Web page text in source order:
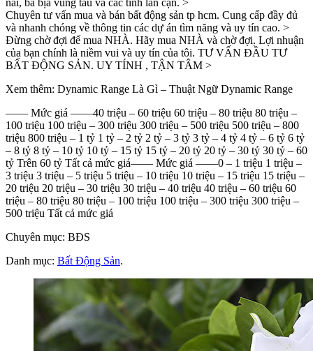
Chuyên tư vấn mua và bán bất động sản tp hcm. Cung cấp đầy đủ
và nhanh chóng về thông tin các dự án tìm năng và uy tín cao. >
Đừng chờ đợi để mua NHÀ. Hãy mua NHÀ và chờ đợi. Lợi nhuận
của bạn chính là niềm vui và uy tín của tôi. TƯ VẤN ĐẦU TƯ
BẤT ĐỘNG SẢN. UY TÍNH , TẬN TÂM >
Xem thêm: Dynamic Range Là Gì – Thuật Ngữ Dynamic Range
—— Mức giá ——40 triệu – 60 triệu 60 triệu – 80 triệu 80 triệu –
100 triệu 100 triệu – 300 triệu 300 triệu – 500 triệu 500 triệu – 800
triệu 800 triệu – 1 tỷ 1 tỷ – 2 tỷ 2 tỷ – 3 tỷ 3 tỷ – 4 tỷ 4 tỷ – 6 tỷ 6 tỷ
– 8 tỷ 8 tỷ – 10 tỷ 10 tỷ – 15 tỷ 15 tỷ – 20 tỷ 20 tỷ – 30 tỷ 30 tỷ – 60
tỷ Trên 60 tỷ Tất cả mức giá—— Mức giá ——0 – 1 triệu 1 triệu –
3 triệu 3 triệu – 5 triệu 5 triệu – 10 triệu 10 triệu – 15 triệu 15 triệu –
20 triệu 20 triệu – 30 triệu 30 triệu – 40 triệu 40 triệu – 60 triệu 60
triệu – 80 triệu 80 triệu – 100 triệu 100 triệu – 300 triệu 300 triệu –
500 triệu Tất cả mức giá
Chuyên mục: BĐS
Danh mục: Bất Động Sản.